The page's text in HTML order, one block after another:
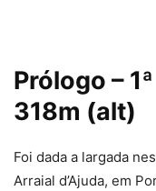
Prólogo –
318m (alt)
Foi dada a largada
Arraial d’Ajuda, em